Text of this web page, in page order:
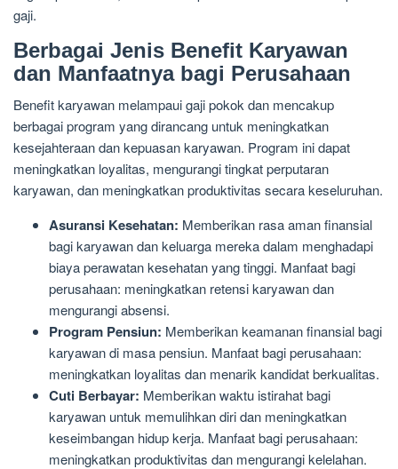
gaji.
Berbagai Jenis Benefit Karyawan
dan Manfaatnya bagi Perusahaan
Benefit karyawan melampaui gaji pokok dan mencakup
berbagai program yang dirancang untuk meningkatkan
kesejahteraan dan kepuasan karyawan. Program ini dapat
meningkatkan loyalitas, mengurangi tingkat perputaran
karyawan, dan meningkatkan produktivitas secara keseluruhan.
Asuransi Kesehatan: Memberikan rasa aman finansial
bagi karyawan dan keluarga mereka dalam menghadapi
biaya perawatan kesehatan yang tinggi. Manfaat bagi
perusahaan: meningkatkan retensi karyawan dan
mengurangi absensi.
Program Pensiun: Memberikan keamanan finansial bagi
karyawan di masa pensiun. Manfaat bagi perusahaan:
meningkatkan loyalitas dan menarik kandidat berkualitas.
Cuti Berbayar: Memberikan waktu istirahat bagi
karyawan untuk memulihkan diri dan meningkatkan
keseimbangan hidup kerja. Manfaat bagi perusahaan:
meningkatkan produktivitas dan mengurangi kelelahan.